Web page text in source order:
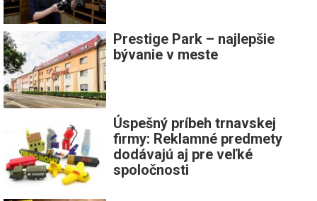
Prestige Park – najlepšie
bývanie v meste
Úspešný príbeh trnavskej
firmy: Reklamné predmety
dodávajú aj pre veľké
spoločnosti